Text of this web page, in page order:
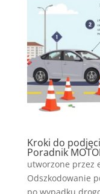
Kroki do
Poradnik
utworzone przez
Odszkodowanie